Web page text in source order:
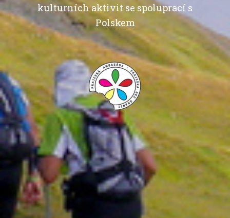
kulturních aktivit se spoluprací s
Polskem